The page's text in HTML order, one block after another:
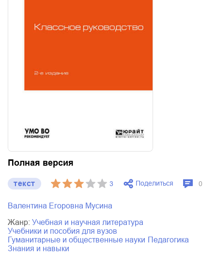
Полная версия
текст 3 Поделиться 0
Валентина Егоровна Мусина
Жанр:
учебная и научная литература
учебники и пособия для вузов
гуманитарные и общественные науки
педагогика
знания и навыки